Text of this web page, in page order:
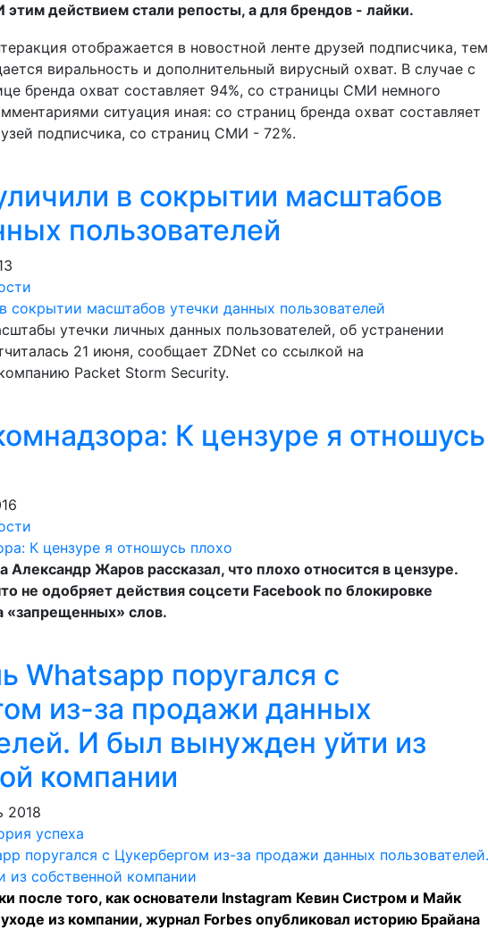
действием стали репосты, а для брендов - лайки.
отображается в новостной ленте друзей подписчика, тем
виральность и дополнительный вирусный охват. В случае с
бренда охват составляет 94%, со страницы СМИ немного
ситуация иная: со страниц бренда охват составляет
подписчика, со страниц СМИ - 72%.
в сокрытии масштабов
пользователей
утечки личных данных пользователей, об устранении
21 июня, сообщает ZDNet со ссылкой на
Packet Storm Security.
К цензуре я отношусь
Александр Жаров рассказал, что плохо относится в цензуре.
не одобряет действия соцсети Facebook по блокировке
«запрещенных» слов.
Whatsapp поругался с
из-за продажи данных
И был вынужден уйти из
компании
2018
успеха
после того, как основатели Instagram Кевин Систром и Майк
из компании, журнал Forbesопубликовал историю Брайана